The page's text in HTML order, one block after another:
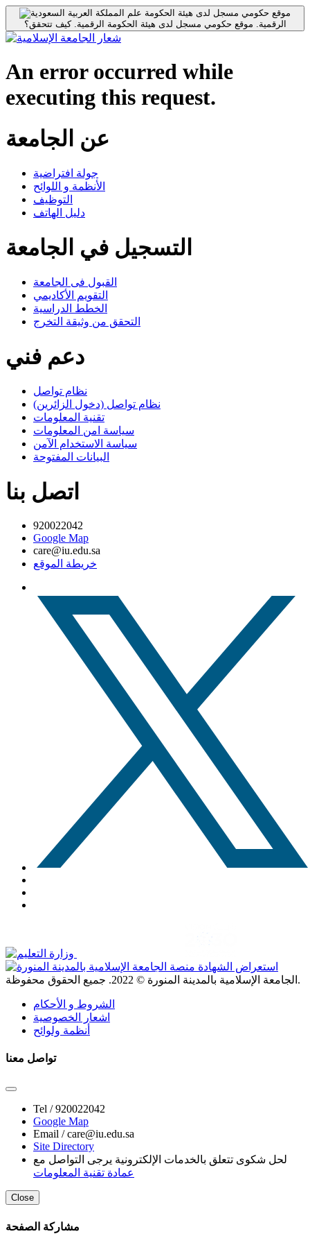
موقع حكومي مسجل لدى هيئة الحكومة
الرقمية. موقع حكومي مسجل لدى هيئة الحكومة الرقمية.كيف تتحقق؟
An error occurred while
executing this request.
عن الجامعة
جولة افتراضية
الأنظمة و اللوائح
التوظيف
دليل الهاتف
التسجيل في الجامعة
القبول فى الجامعة
التقويم الأكاديمي
الخطط الدراسية
التحقق من وثيقة التخرج
دعم فني
نظام تواصل
نظام تواصل (دخول الزائرين)
تقنية المعلومات
سياسة امن المعلومات
سياسة الاستخدام الآمن
البيانات المفتوحة
اتصل بنا
920022042
Google Map
care@iu.edu.sa
خريطة الموقع
الجامعة الإسلامية بالمدينة المنورة © 2022 . جميع الحقوق محفوظة.
الشروط و الأحكام
اشعار الخصوصية
أنظمة ولوائح
تواصل معنا
Tel /920022042
Google Map
Email /care@iu.edu.sa
Site Directory
لحل شكوى تتعلق بالخدمات الإلكترونية يرجى التواصل مع
عمادة تقنية المعلومات
Close
مشاركة الصفحة